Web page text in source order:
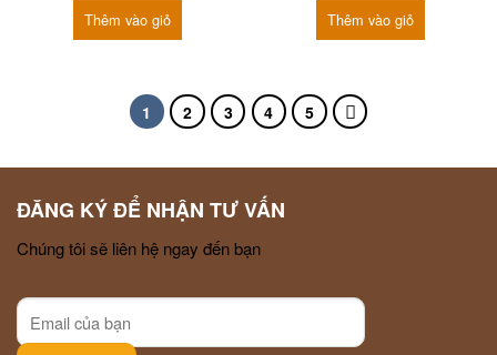
Thêm vào giỏ Thêm vào giỏ
1 2 3 4 5
ĐĂNG KÝ ĐỂ NHẬN TƯ VẤN
Chúng tôi sẽ liên hệ ngay đến bạn